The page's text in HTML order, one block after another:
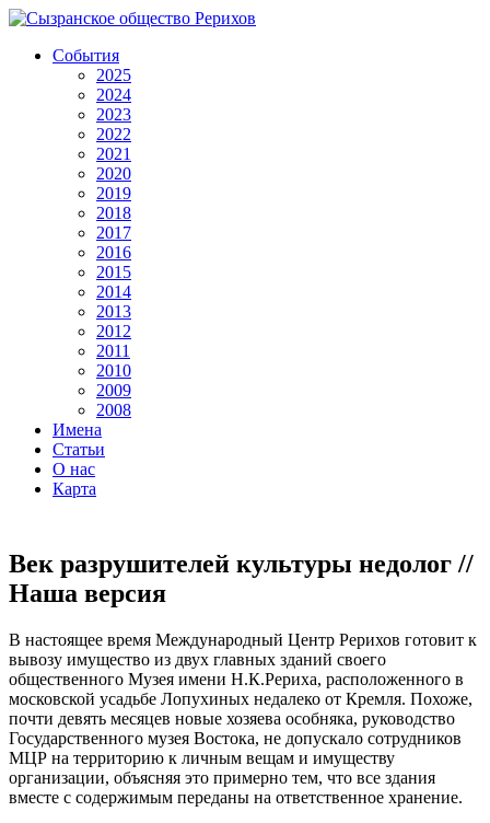
События
2025
2024
2023
2022
2021
2020
2019
2018
2017
2016
2015
2014
2013
2012
2011
2010
2009
2008
Имена
Статьи
О нас
Карта
Век разрушителей культуры недолог //
Наша версия
В настоящее время Международный Центр Рерихов готовит к
вывозу имущество из двух главных зданий своего
общественного Музея имени Н.К.Рериха, расположенного в
московской усадьбе Лопухиных недалеко от Кремля. Похоже,
почти девять месяцев новые хозяева особняка, руководство
Государственного музея Востока, не допускало сотрудников
МЦР на территорию к личным вещам и имуществу
организации, объясняя это примерно тем, что все здания
вместе с содержимым переданы на ответственное хранение.